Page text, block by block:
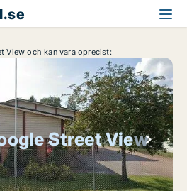
View och kan vara oprecist:
Street View